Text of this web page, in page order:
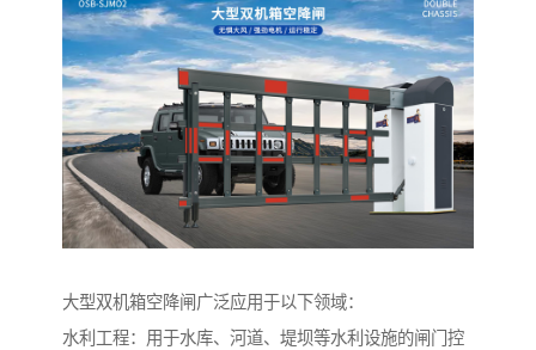
大型双机箱空降闸广泛应用于以下领域：
水利工程：用于水库、河道、堤坝等水利设施的闸门控